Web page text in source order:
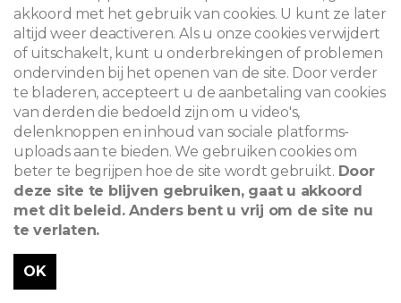
akkoord met het gebruik van cookies. U kunt ze later
altijd weer deactiveren. Als u onze cookies verwijdert
of uitschakelt, kunt u onderbrekingen of problemen
ondervinden bij het openen van de site. Door verder
te bladeren, accepteert u de aanbetaling van cookies
van derden die bedoeld zijn om u video's,
delenknoppen en inhoud van sociale platforms-
uploads aan te bieden. We gebruiken cookies om
beter te begrijpen hoe de site wordt gebruikt. Door
deze site te blijven gebruiken, gaat u akkoord
met dit beleid. Anders bent u vrij om de site nu
te verlaten.
OK